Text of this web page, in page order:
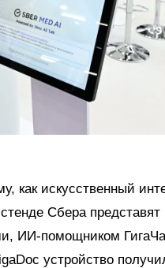
как искусственный
Сбера представят
ИИ-помощником
устройство